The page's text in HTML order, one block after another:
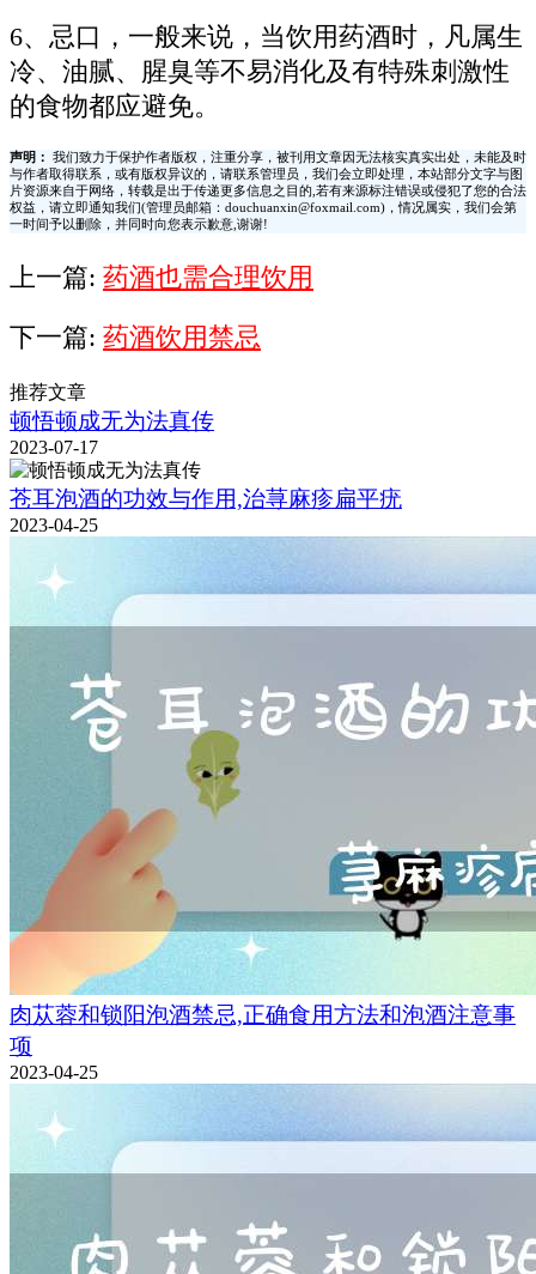
6、忌口，一般来说，当饮用药酒时，凡属生
冷、油腻、腥臭等不易消化及有特殊刺激性
的食物都应避免。
声明：
我们致力于保护作者版权，注重分享，被刊用文章因无法核实真实出处，未能及时
与作者取得联系，或有版权异议的，请联系管理员，我们会立即处理，本站部分文字与图
片资源来自于网络，转载是出于传递更多信息之目的,若有来源标注错误或侵犯了您的合法
权益，请立即通知我们(管理员邮箱：douchuanxin@foxmail.com)，情况属实，我们会第
一时间予以删除，并同时向您表示歉意,谢谢!
上一篇: 药酒也需合理饮用
下一篇: 药酒饮用禁忌
推荐文章
顿悟顿成无为法真传
2023-07-17
苍耳泡酒的功效与作用,治荨麻疹扁平疣
2023-04-25
肉苁蓉和锁阳泡酒禁忌,正确食用方法和泡酒注意事
项
2023-04-25